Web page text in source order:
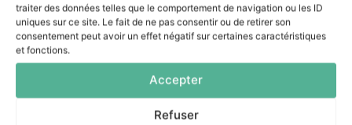
traiter des données telles que le comportement de navigation ou les ID
uniques sur ce site. Le fait de ne pas consentir ou de retirer son
consentement peut avoir un effet négatif sur certaines caractéristiques
et fonctions.
Accepter
Refuser
Dans la même catégorie
Snowflake limite les agents IA
aux droits nécessaires à
chaque tâche
6 août 2026